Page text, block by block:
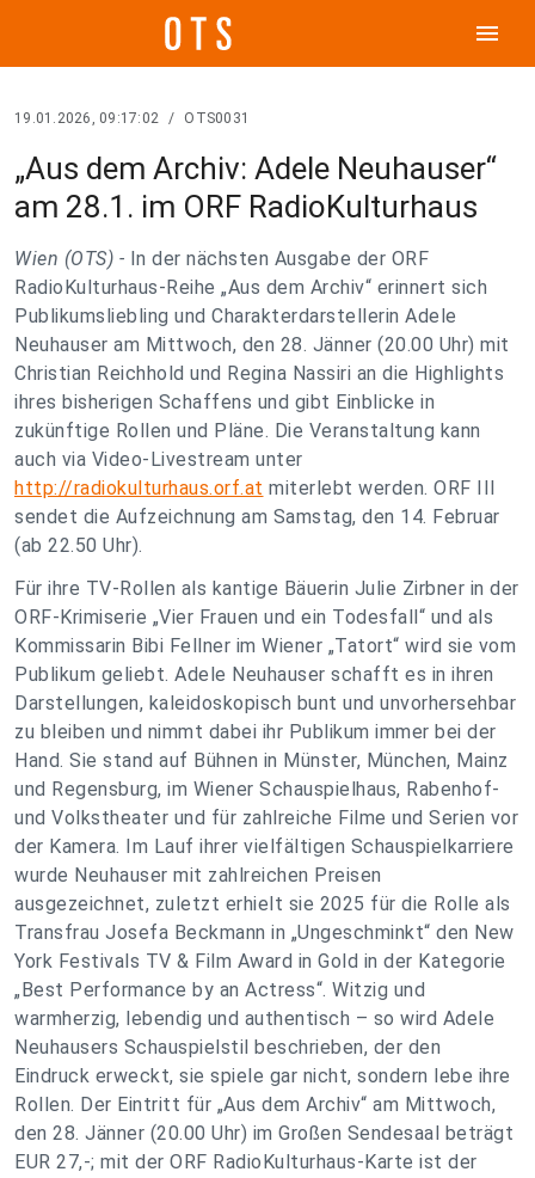
menu
19.01.2026, 09:17:02 / OTS0031
„Aus dem Archiv: Adele Neuhauser“
am 28.1. im ORF RadioKulturhaus
Wien (OTS) - In der nächsten Ausgabe der ORF
RadioKulturhaus-Reihe „Aus dem Archiv“ erinnert sich
Publikumsliebling und Charakterdarstellerin Adele
Neuhauser am Mittwoch, den 28. Jänner (20.00 Uhr) mit
Christian Reichhold und Regina Nassiri an die Highlights
ihres bisherigen Schaffens und gibt Einblicke in
zukünftige Rollen und Pläne. Die Veranstaltung kann
auch via Video-Livestream unter
http://radiokulturhaus.orf.at miterlebt werden. ORF III
sendet die Aufzeichnung am Samstag, den 14. Februar
(ab 22.50 Uhr).
Für ihre TV-Rollen als kantige Bäuerin Julie Zirbner in der
ORF-Krimiserie „Vier Frauen und ein Todesfall“ und als
Kommissarin Bibi Fellner im Wiener „Tatort“ wird sie vom
Publikum geliebt. Adele Neuhauser schafft es in ihren
Darstellungen, kaleidoskopisch bunt und unvorhersehbar
zu bleiben und nimmt dabei ihr Publikum immer bei der
Hand. Sie stand auf Bühnen in Münster, München, Mainz
und Regensburg, im Wiener Schauspielhaus, Rabenhof-
und Volkstheater und für zahlreiche Filme und Serien vor
der Kamera. Im Lauf ihrer vielfältigen Schauspielkarriere
wurde Neuhauser mit zahlreichen Preisen
ausgezeichnet, zuletzt erhielt sie 2025 für die Rolle als
Transfrau Josefa Beckmann in „Ungeschminkt“ den New
York Festivals TV & Film Award in Gold in der Kategorie
„Best Performance by an Actress“. Witzig und
warmherzig, lebendig und authentisch – so wird Adele
Neuhausers Schauspielstil beschrieben, der den
Eindruck erweckt, sie spiele gar nicht, sondern lebe ihre
Rollen. Der Eintritt für „Aus dem Archiv“ am Mittwoch,
den 28. Jänner (20.00 Uhr) im Großen Sendesaal beträgt
EUR 27,-; mit der ORF RadioKulturhaus-Karte ist der